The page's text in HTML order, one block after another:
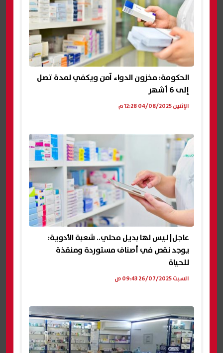
الحكومة: مخزون الدواء آمن ويكفي لمدة تصل
إلى 6 أشهر
الإثنين 04/08/2025 12:28 م
عاجل| ليس لها بديل محلي.. شعبة الأدوية:
يوجد نقص في أصناف مستوردة ومنقذة
للحياة
السبت 26/07/2025 09:43 ص